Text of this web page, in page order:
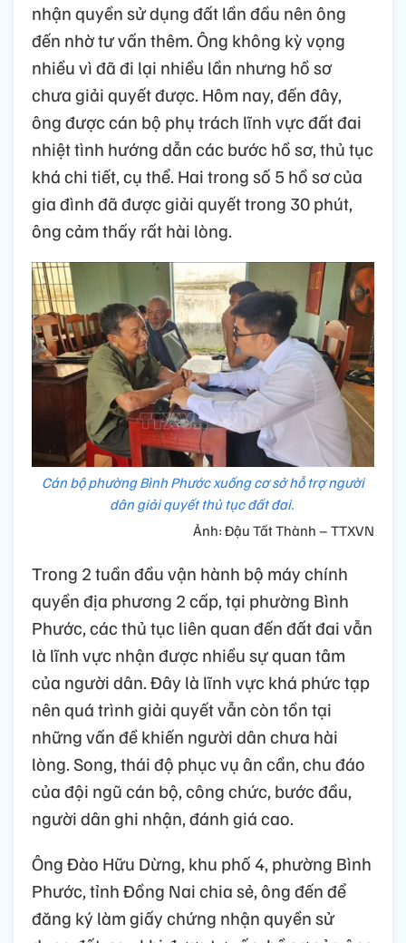
nhận quyền sử dụng đất lần đầu nên ông
đến nhờ tư vấn thêm. Ông không kỳ vọng
nhiều vì đã đi lại nhiều lần nhưng hồ sơ
chưa giải quyết được. Hôm nay, đến đây,
ông được cán bộ phụ trách lĩnh vực đất đai
nhiệt tình hướng dẫn các bước hồ sơ, thủ tục
khá chi tiết, cụ thể. Hai trong số 5 hồ sơ của
gia đình đã được giải quyết trong 30 phút,
ông cảm thấy rất hài lòng.
Cán bộ phường Bình Phước xuống cơ sở hỗ trợ người
dân giải quyết thủ tục đất đai.
Ảnh: Đậu Tất Thành – TTXVN
Trong 2 tuần đầu vận hành bộ máy chính
quyền địa phương 2 cấp, tại phường Bình
Phước, các thủ tục liên quan đến đất đai vẫn
là lĩnh vực nhận được nhiều sự quan tâm
của người dân. Đây là lĩnh vực khá phức tạp
nên quá trình giải quyết vẫn còn tồn tại
những vấn đề khiến người dân chưa hài
lòng. Song, thái độ phục vụ ân cần, chu đáo
của đội ngũ cán bộ, công chức, bước đầu,
người dân ghi nhận, đánh giá cao.
Ông Đào Hữu Dừng, khu phố 4, phường Bình
Phước, tỉnh Đồng Nai chia sẻ, ông đến để
đăng ký làm giấy chứng nhận quyền sử